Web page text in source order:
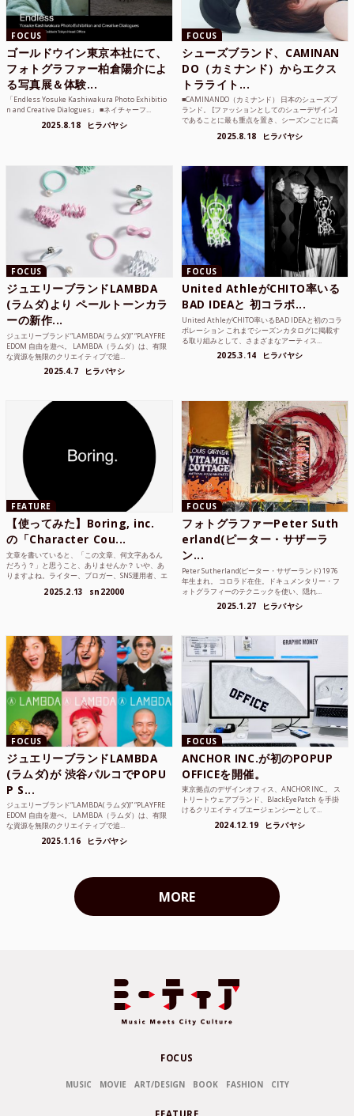
FOCUS
ゴールドウイン東京本社にて、
フォトグラファー柏倉陽介によ
る写真展＆体験...
「Endless Yosuke Kashiwakura Photo Exhibitio
n and Creative Dialogues」 ■ネイチャーフ...
2025.8.18 ヒラバヤシ
FOCUS
シューズブランド、CAMINAN
DO（カミナンド）からエクス
トラライト...
■CAMINANDO（カミナンド） 日本のシューズブ
ランド。 [ファッションとしてのシューデザイン]
であることに最も重点を置き、シーズンごとに高
2025.8.18 ヒラバヤシ
FOCUS
ジュエリーブランドLAMBDA
(ラムダ)より ペールトーンカラ
ーの新作...
ジュエリーブランド“LAMBDA( ラムダ))” “PLAYFRE
EDOM 自由を遊べ。 LAMBDA（ラムダ）は、有限
な資源を無限のクリエイティブで追...
2025.4.7 ヒラバヤシ
FOCUS
United AthleがCHITO率いる
BAD IDEAと 初コラボ...
United AthleがCHITO率いるBAD IDEAと初のコラ
ボレーション これまでシーズンカタログに掲載す
る取り組みとして、さまざまなアーティス...
2025.3.14 ヒラバヤシ
FEATURE
【使ってみた】Boring, inc.
の「Character Cou...
文章を書いていると、「この文章、何文字あるん
だろう？」と思うこと、ありませんか？ いや、あ
りますよね。ライター、ブロガー、SNS運用者、エ
2025.2.13 sn22000
FOCUS
フォトグラファーPeter Suth
erland(ピーター・サザーラ
ン...
Peter Sutherland(ピーター・サザーランド) 1976
年生まれ。 コロラド在住。ドキュメンタリー・フ
ォトグラフィーのテクニックを使い、隠れ...
2025.1.27 ヒラバヤシ
FOCUS
ジュエリーブランドLAMBDA
(ラムダ)が 渋谷パルコでPOPU
P S...
ジュエリーブランド“LAMBDA( ラムダ))” “PLAYFRE
EDOM 自由を遊べ。 LAMBDA（ラムダ）は、有限
な資源を無限のクリエイティブで追...
2025.1.16 ヒラバヤシ
FOCUS
ANCHOR INC.が初のPOPUP
OFFICEを開催。
東京拠点のデザインオフィス、ANCHOR INC.。 ス
トリートウェアブランド、BlackEyePatch を手掛
けるクリエイティブエージェンシーとして...
2024.12.19 ヒラバヤシ
MORE
FOCUS
MUSIC MOVIE ART/DESIGN BOOK FASHION CITY